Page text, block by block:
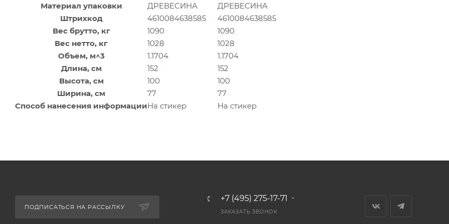
Материал упаковки
ДРЕВЕСИНА
ДРЕВЕСИНА
Штрихкод
4610084638585
4610084638585
Вес брутто, кг
1090
1090
Вес нетто, кг
1028
1028
Объем, м^3
1.1704
1.1704
Длина, см
152
152
Высота, см
100
100
Ширина, см
77
77
Способ нанесения информацииНа стикер На стикер
ПОДПИСАТЬСЯ НА РАССЫЛКУ
+7 (495) 275-17-71
ЗАКАЗАТЬ ЗВОНОК